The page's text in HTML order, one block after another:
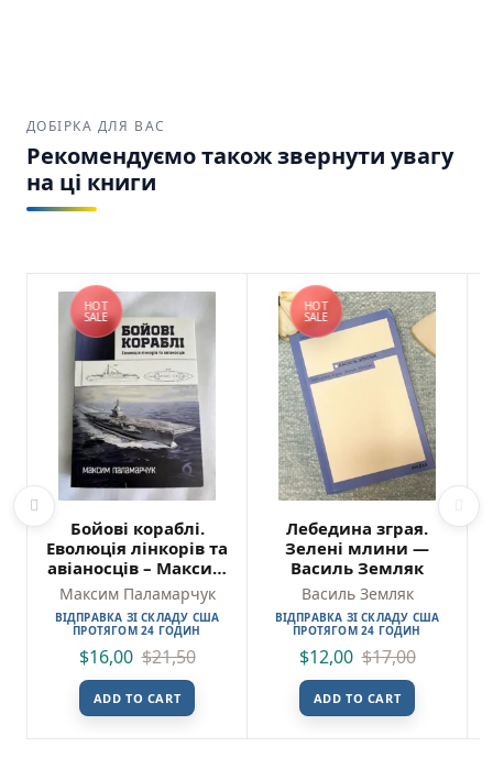
ДОБІРКА ДЛЯ ВАС
Рекомендуємо також звернути увагу
на ці книги
HOT
SALE
Бойові кораблі.
Еволюція лінкорів та
авіаносців – Максим
Паламарчук – Віхола
(Пошкоджена)
Максим Паламарчук
ВІДПРАВКА ЗІ СКЛАДУ США
ПРОТЯГОМ 24 ГОДИН
$16,00 $21,50
ADD TO CART
HOT
SALE
Лебедина зграя.
Зелені млини —
Василь Земляк
Василь Земляк
ВІДПРАВКА ЗІ СКЛАДУ США
ПРОТЯГОМ 24 ГОДИН
$12,00 $17,00
ADD TO CART